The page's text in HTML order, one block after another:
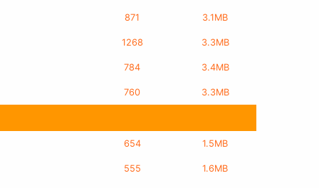
871 3.1MB
1268 3.3MB
784 3.4MB
760 3.3MB
654 1.5MB
555 1.6MB